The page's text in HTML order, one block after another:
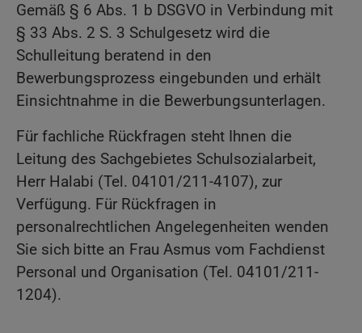
Gemäß § 6 Abs. 1 b DSGVO in Verbindung mit
§ 33 Abs. 2 S. 3 Schulgesetz wird die
Schulleitung beratend in den
Bewerbungsprozess eingebunden und erhält
Einsichtnahme in die Bewerbungsunterlagen.
Für fachliche Rückfragen steht Ihnen die
Leitung des Sachgebietes Schulsozialarbeit,
Herr Halabi (Tel. 04101/211-4107), zur
Verfügung. Für Rückfragen in
personalrechtlichen Angelegenheiten wenden
Sie sich bitte an Frau Asmus vom Fachdienst
Personal und Organisation (Tel. 04101/211-
1204).